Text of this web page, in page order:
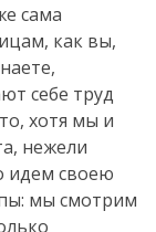
сама
как вы,
себе труд
хотя мы и
нежели
идем своею
мы смотрим